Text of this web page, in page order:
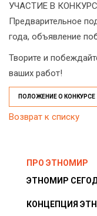
УЧАСТИЕ В
Предварительное
года, объявление
Творите и
ваших работ!
ПОЛОЖЕНИЕ О КОНКУРСЕ
Возврат к списку
ПРО ЭТНОМИР
ЭТНОМИР
КОНЦЕПЦИЯ